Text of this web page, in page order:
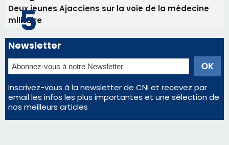
Deux jeunes Ajacciens sur la voie de la médecine
militaire
Newsletter
Inscrivez-vous à la newsletter de CNI et recevez par
email les infos les plus importantes et une sélection de
nos meilleurs articles